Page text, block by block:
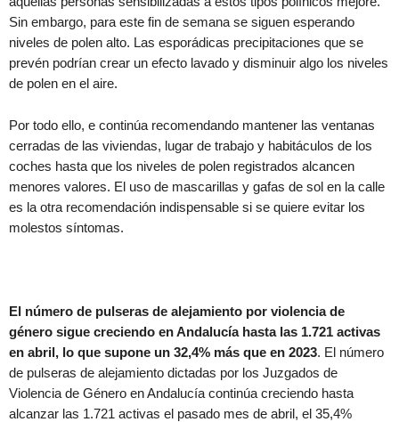
Sin embargo, para este fin de semana se siguen esperando
niveles de polen alto. Las esporádicas precipitaciones que se
prevén podrían crear un efecto lavado y disminuir algo los niveles
de polen en el aire.
Por todo ello, e continúa recomendando mantener las ventanas
cerradas de las viviendas, lugar de trabajo y habitáculos de los
coches hasta que los niveles de polen registrados alcancen
menores valores. El uso de mascarillas y gafas de sol en la calle
es la otra recomendación indispensable si se quiere evitar los
molestos síntomas.
El número de pulseras de alejamiento por violencia de
género sigue creciendo en Andalucía hasta las 1.721 activas
en abril, lo que supone un 32,4% más que en 2023. El número
de pulseras de alejamiento dictadas por los Juzgados de
Violencia de Género en Andalucía continúa creciendo hasta
alcanzar las 1.721 activas el pasado mes de abril, el 35,4%